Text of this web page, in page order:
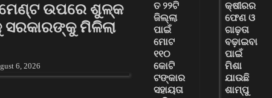
ଉପରେ ଶୁଳ୍କ
ସରକାରଙ୍କୁ ମିଳିଲା
6, 2026
ତ ୨୨ଟି
ଜିଲ୍ଲା
ପାଇଁ
ମୋଟ
୧୧୦
କୋଟି
ଟଙ୍କାର
ସହାୟତା
କ୍ଷୀରର
ଫେଣ ଓ
ଗାଢ଼ତା
ବଢ଼ାଇବା
ପାଇଁ
ମିଶା
ଯାଉଛି
ଶାମ୍ପୁ